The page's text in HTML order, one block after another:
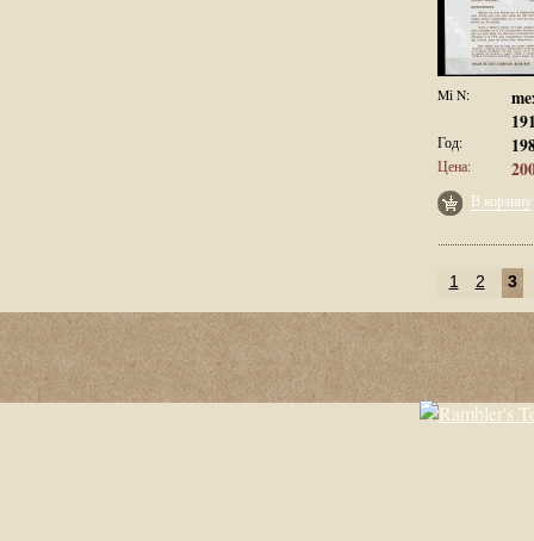
Mi N:
Год:
Цена:
В корзину
1 2 3